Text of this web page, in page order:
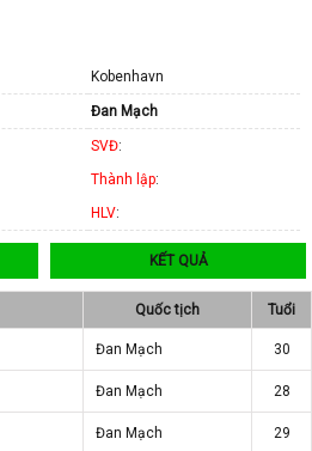
Kobenhavn
Đan Mạch
SVĐ:
Thành lập:
HLV:
KẾT QUẢ
Quốc tịch Tuổi
Đan Mạch 30
Đan Mạch 28
Đan Mạch 29